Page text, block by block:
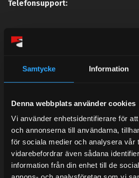
Samtycke Information
Denna webbplats använder cookies
Vi använder enhetsidentifierare för
och annonserna till användarna,
för sociala medier och analysera vår
vidarebefordrar även sådana
information från din enhet till de
Telefonsupport:
Mån-Tors: 10:30-15:00
Tel: 031- 51 66 60
BLOG